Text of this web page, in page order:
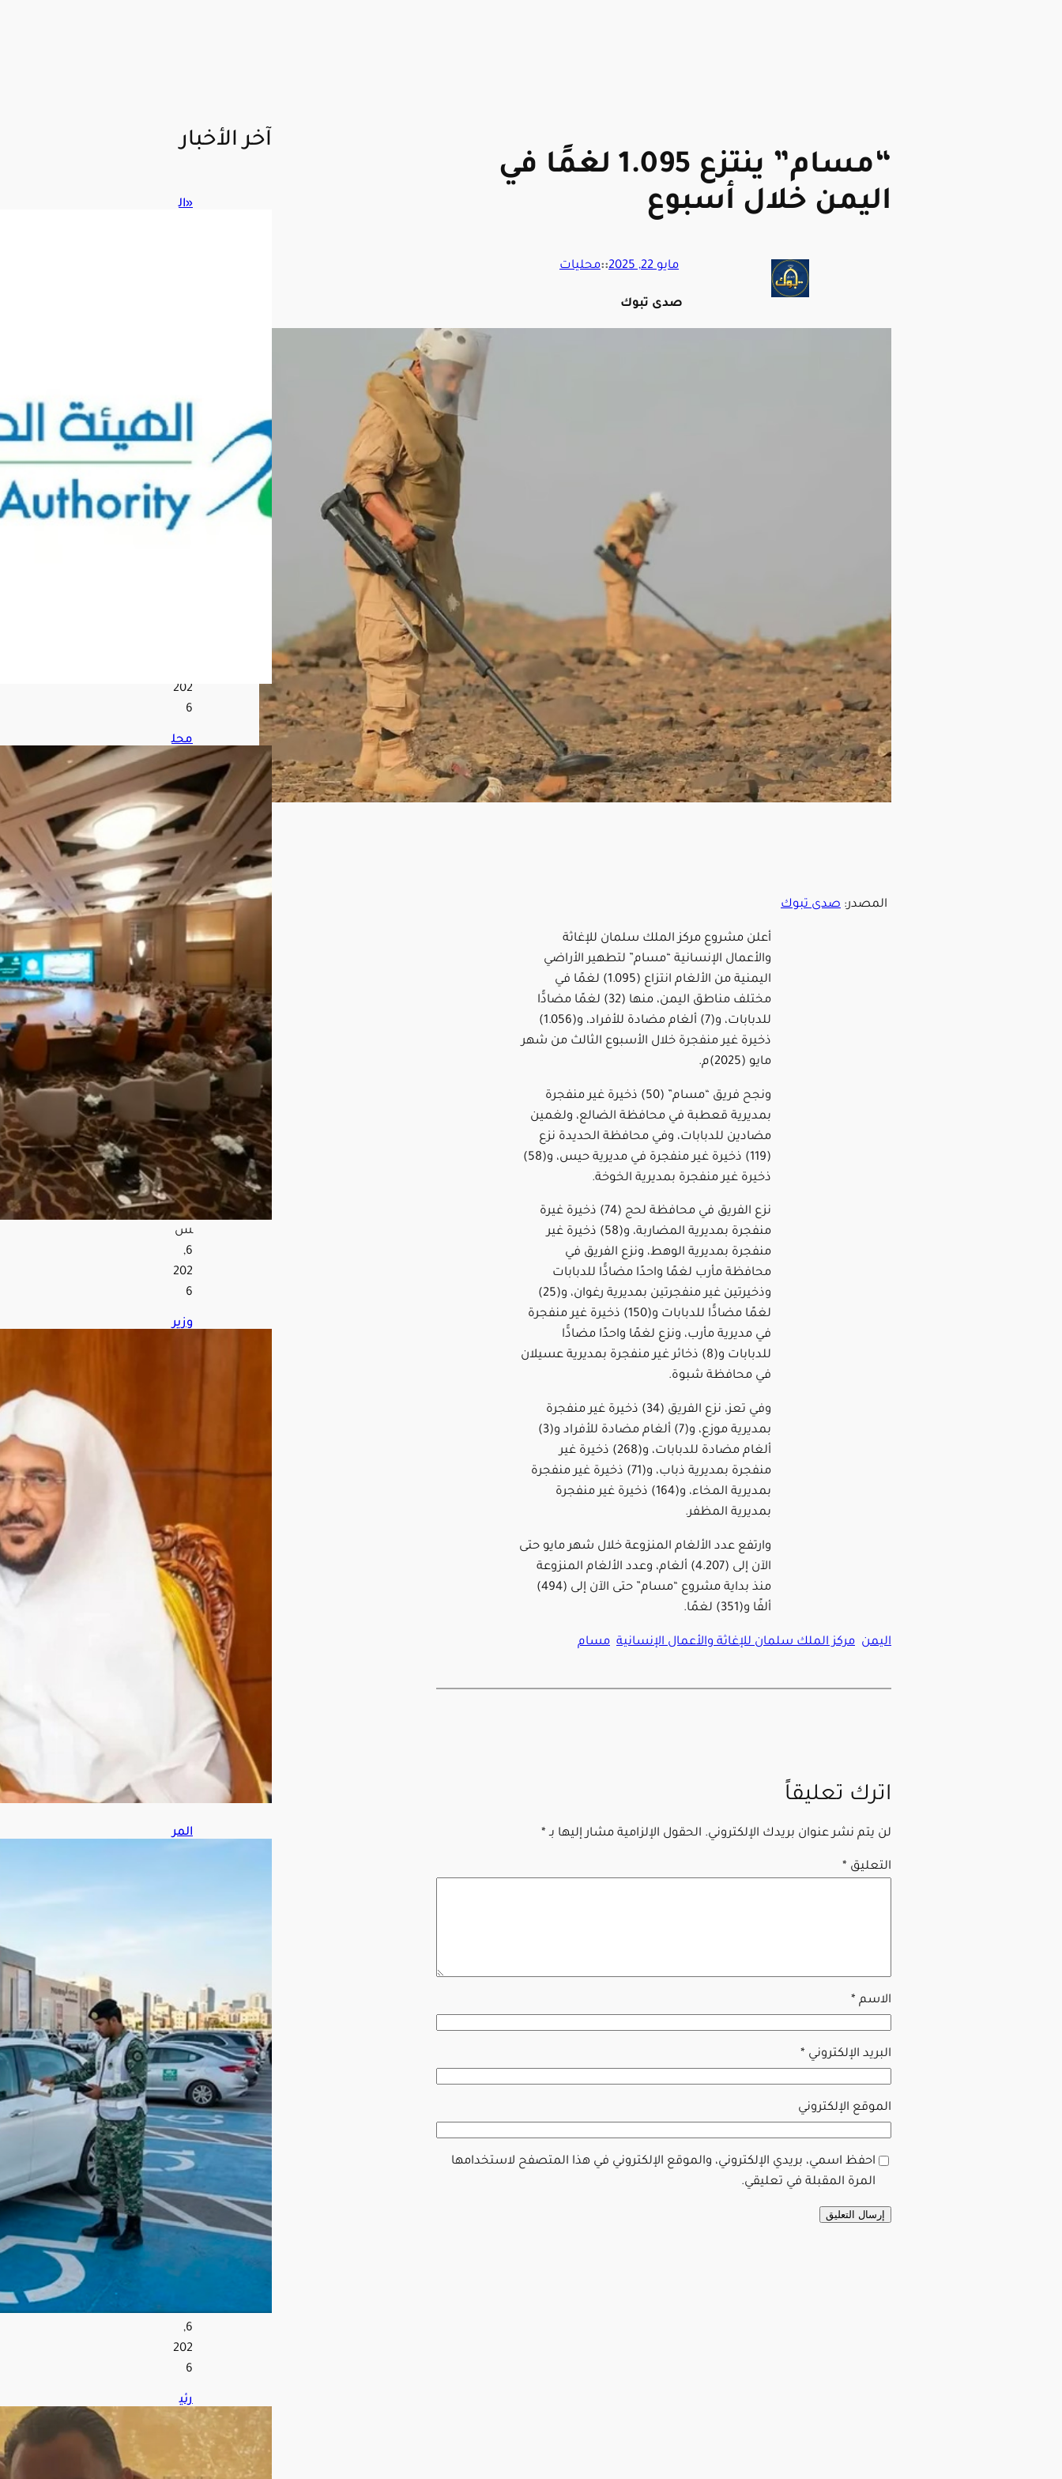
“مسام” ينتزع 1.095 لغمًا في
اليمن خلال أسبوع
مايو 22, 2025 ::محليات
صدى تبوك
المصدر: صدى تبوك
أعلن مشروع مركز الملك سلمان للإغاثة
والأعمال الإنسانية “مسام” لتطهير الأراضي
اليمنية من الألغام انتزاع (1.095) لغمًا في
مختلف مناطق اليمن، منها (32) لغمًا مضادًّا
للدبابات، و(7) ألغام مضادة للأفراد، و(1.056)
ذخيرة غير منفجرة خلال الأسبوع الثالث من شهر
مايو (2025)م.
ونجح فريق “مسام” (50) ذخيرة غير منفجرة
بمديرية قعطبة في محافظة الضالع، ولغمين
مضادين للدبابات، وفي محافظة الحديدة نزع
(119) ذخيرة غير منفجرة في مديرية حيس، و(58)
ذخيرة غير منفجرة بمديرية الخوخة.
نزع الفريق في محافظة لحج (74) ذخيرة غيرة
منفجرة بمديرية المضاربة، و(58) ذخيرة غير
منفجرة بمديرية الوهط، ونزع الفريق في
محافظة مأرب لغمًا واحدًا مضادًّا للدبابات
وذخيرتين غير منفجرتين بمديرية رغوان، و(25)
لغمًا مضادًّا للدبابات و(150) ذخيرة غير منفجرة
في مديرية مأرب، ونزع لغمًا واحدًا مضادًّا
للدبابات و(8) ذخائر غير منفجرة بمديرية عسيلان
في محافظة شبوة.
وفي تعز، نزع الفريق (34) ذخيرة غير منفجرة
بمديرية موزع، و(7) ألغام مضادة للأفراد و(3)
ألغام مضادة للدبابات، و(268) ذخيرة غير
منفجرة بمديرية ذباب، و(71) ذخيرة غير منفجرة
بمديرية المخاء، و(164) ذخيرة غير منفجرة
بمديرية المظفر.
وارتفع عدد الألغام المنزوعة خلال شهر مايو حتى
الآن إلى (4.207) ألغام، وعدد الألغام المنزوعة
منذ بداية مشروع “مسام” حتى الآن إلى (494)
ألفًا و(351) لغمًا.
اليمن مركز الملك سلمان للإغاثة والأعمال الإنسانية مسام
اترك تعليقاً
لن يتم نشر عنوان بريدك الإلكتروني. الحقول الإلزامية مشار إليها بـ *
التعليق *
الاسم *
البريد الإلكتروني *
الموقع الإلكتروني
احفظ اسمي، بريدي الإلكتروني، والموقع الإلكتروني في هذا المتصفح لاستخدامها
المرة المقبلة في تعليقي.
آخر الأخبار
«ال
لاحت
وائ
ماد
202
6
محل
ل
عس
كر
ي:
التح
الف
البح
ري
متع
دد
الجن
سي
ات
الأم
ن
العا
لمي
ويح
مي
الم
ت
البح
رية
أغ
س
ط
س
6,
202
6
وزير
اة
خل
في
قض
ايا
الدو
ل
الأخ
رى
أغ
س
المر
موا
قف
الأ
شخ
اص
ذوي
الإع
اقة
بمخ
تلف
منا
الم
ملك
ة
أغ
س
6,
202
6
رئي
س
الأه
لي
الس